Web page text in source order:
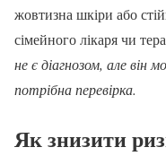
жовтизна шкіри або
сімейного лікаря чи
не є діагнозом, але він
потрібна перевірка.
Як знизити